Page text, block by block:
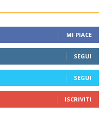
MI PIACE
SEGUI
SEGUI
ISCRIVITI